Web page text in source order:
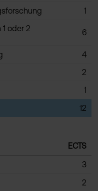
1
oder 2
6
4
2
1
12
ECTS
3
2